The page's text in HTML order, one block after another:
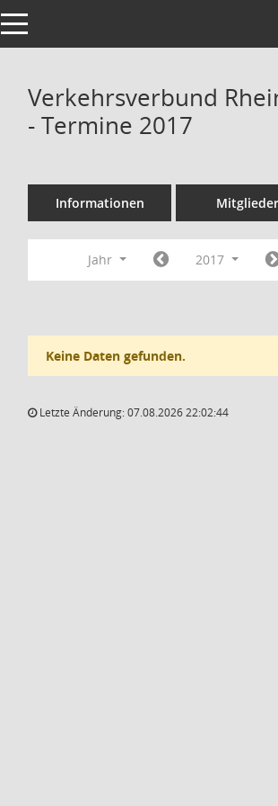
Toggle navigation
Verkehrsverbund
- Termine 2017
Informationen Mitglieder
Jahr 2017
Keine Daten gefunden.
Letzte Änderung: 07.08.2026 22:02:44